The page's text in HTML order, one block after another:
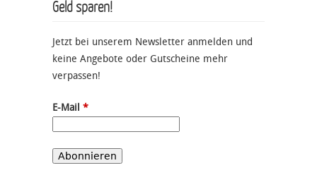
Geld sparen!
Jetzt bei unserem Newsletter anmelden und
keine Angebote oder Gutscheine mehr
verpassen!
E-Mail *